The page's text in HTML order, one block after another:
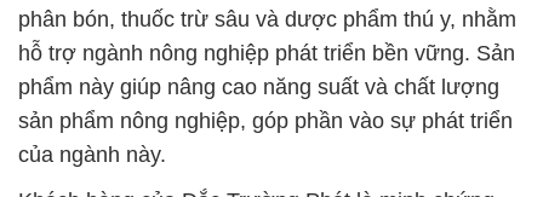
phân bón, thuốc trừ sâu và dược phẩm thú y, nhằm
hỗ trợ ngành nông nghiệp phát triển bền vững. Sản
phẩm này giúp nâng cao năng suất và chất lượng
sản phẩm nông nghiệp, góp phần vào sự phát triển
của ngành này.